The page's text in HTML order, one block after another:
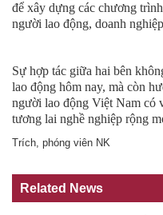
để xây dựng các chương
người lao động, doanh
Sự hợp tác giữa hai bên
lao động hôm nay, mà còn
người lao động Việt Nam có
tương lai nghề nghiệp rộng
Trích, phóng viên NK
Related News